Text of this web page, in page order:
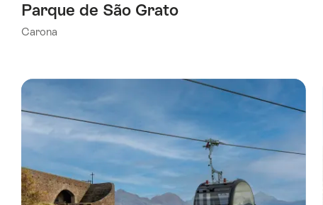
Parque de São Grato
Carona